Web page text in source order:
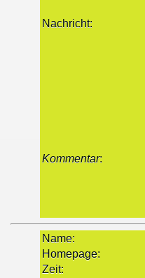
Nachricht:
Kommentar:
Name:
Homepage:
Zeit: